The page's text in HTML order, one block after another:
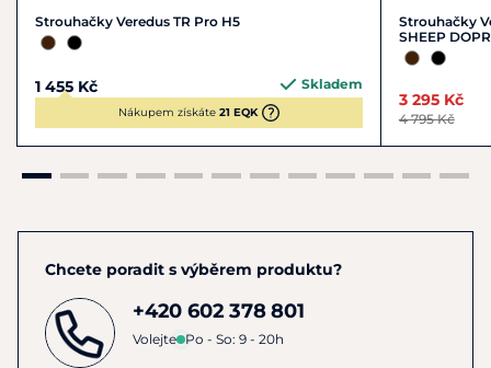
Strouhačky Veredus TR Pro H5
1 455 Kč Skladem
Nákupem získáte 21 EQK
Strouhačky
SHEEP
3 295 Kč
4 795 Kč
Chcete poradit s výběrem produktu?
+420 602 378 801
Volejte Po - So: 9 - 20h